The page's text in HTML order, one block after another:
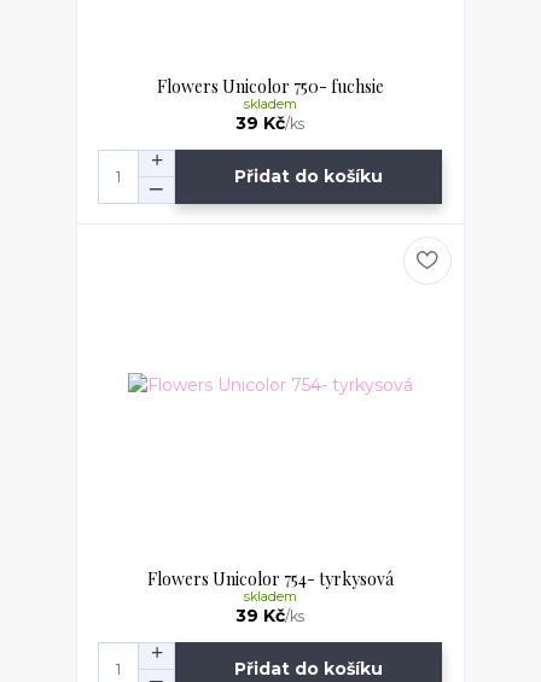
Flowers Unicolor 750- fuchsie
39 Kč/ks
skladem
Přidat do košíku
Flowers Unicolor 754- tyrkysová
39 Kč/ks
skladem
Přidat do košíku